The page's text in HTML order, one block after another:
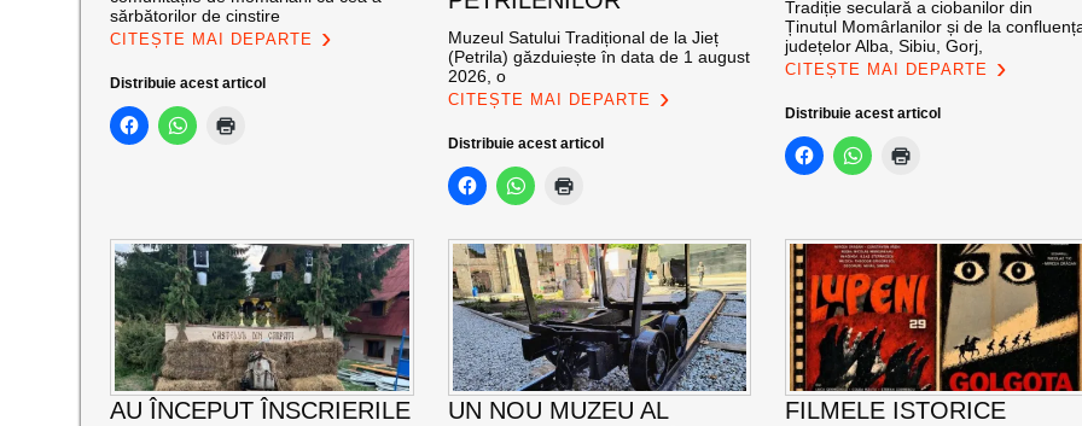
sărbătorilor de cinstire
CITEȘTE MAI DEPARTE
Distribuie acest articol
Muzeul Satului Tradițional de la Jieț
(Petrila) găzduiește în data de 1 august
2026, o
CITEȘTE MAI DEPARTE
Distribuie acest articol
Tradiție seculară a ciobanilor din
Ținutul Momârlanilor și de la
județelor Alba, Sibiu, Gorj,
CITEȘTE MAI DEPARTE
Distribuie acest articol
AU ÎNCEPUT ÎNSCRIERILE
UN NOU MUZEU AL
FILMELE ISTORICE